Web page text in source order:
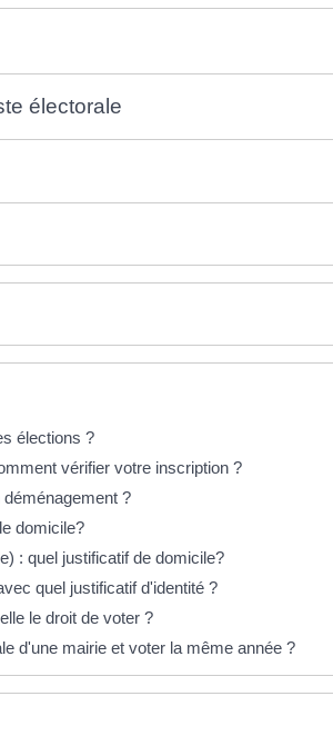
électorale
élections ?
vérifier votre inscription ?
?
domicile?
: quel justificatif de domicile?
quel justificatif d'identité ?
le droit de voter ?
d'une mairie et voter la même année ?